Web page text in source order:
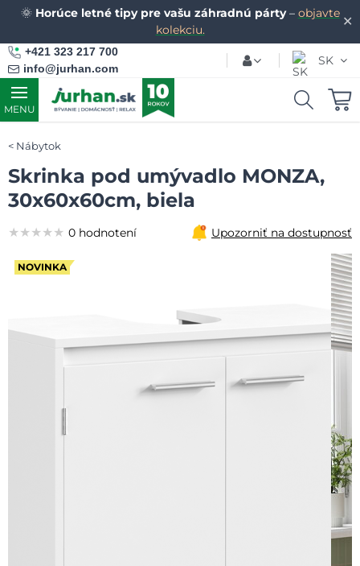
✕
🌞 Horúce letné tipy pre vašu záhradnú párty– objavte
kolekciu.
+421 323 217 700
info@jurhan.com
SK
MENU
Nábytok
Skrinka pod umývadlo MONZA,
30x60x60cm, biela
NOVINKA
★★★★★
★★★★★
★★★★★ 0 hodnotení Upozorniť na dostupnosť